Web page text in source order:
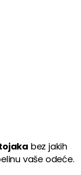
bez jakih
vaše odeće.